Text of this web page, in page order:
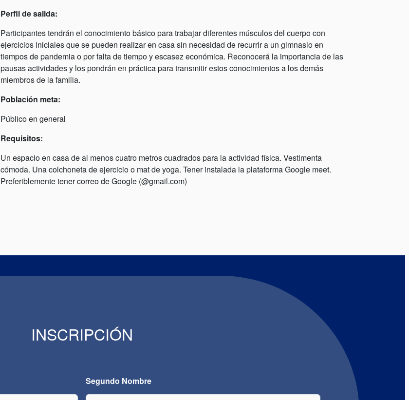
Perfil de salida:
Participantes tendrán el conocimiento básico para trabajar diferentes músculos del cuerpo con
ejercicios iniciales que se pueden realizar en casa sin necesidad de recurrir a un gimnasio en
tiempos de pandemia o por falta de tiempo y escasez económica. Reconocerá la importancia de las
pausas actividades y los pondrán en práctica para transmitir estos conocimientos a los demás
miembros de la familia.
Población meta:
Público en general
Requisitos:
Un espacio en casa de al menos cuatro metros cuadrados para la actividad física. Vestimenta
cómoda. Una colchoneta de ejercicio o mat de yoga. Tener instalada la plataforma Google meet.
Preferiblemente tener correo de Google (@gmail.com)
INSCRIPCIÓN
Segundo Nombre